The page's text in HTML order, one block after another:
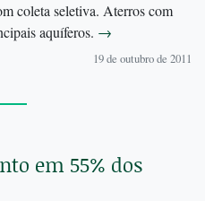
coleta seletiva. Aterros com
aquíferos. →
19 de outubro de 2011
em 55% dos